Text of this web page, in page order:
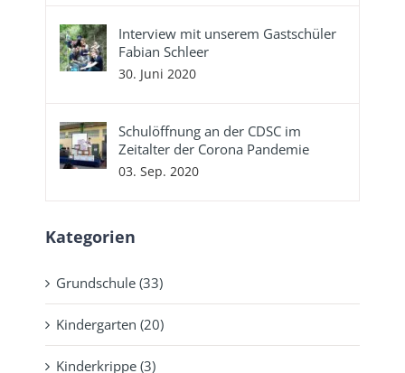
Interview mit unserem Gastschüler
Fabian Schleer
30. Juni 2020
Schulöffnung an der CDSC im
Zeitalter der Corona Pandemie
03. Sep. 2020
Kategorien
Grundschule (33)
Kindergarten (20)
Kinderkrippe (3)